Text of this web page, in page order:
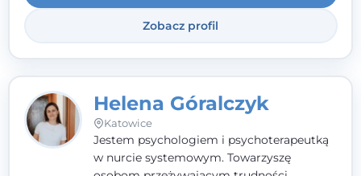
Zobacz profil
Helena Góralczyk
Katowice
Jestem psychologiem i psychoterapeutką
w nurcie systemowym. Towarzyszę